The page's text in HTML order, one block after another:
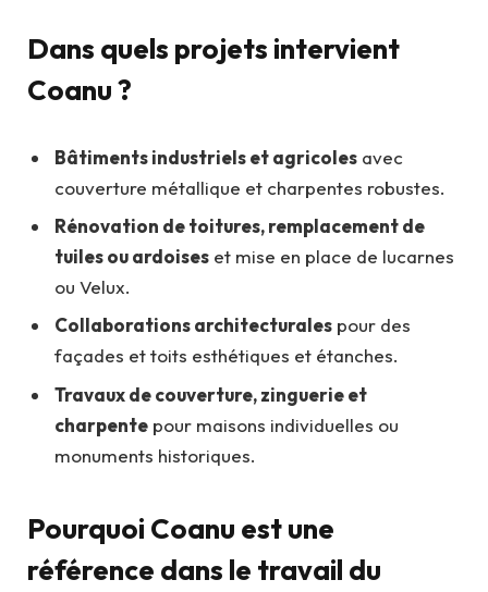
Dans quels projets intervient
Coanu ?
Bâtiments industriels et agricoles avec
couverture métallique et charpentes robustes.
Rénovation de toitures, remplacement de
tuiles ou ardoises et mise en place de lucarnes
ou Velux.
Collaborations architecturales pour des
façades et toits esthétiques et étanches.
Travaux de couverture, zinguerie et
charpente pour maisons individuelles ou
monuments historiques.
Pourquoi Coanu est une
référence dans le travail du